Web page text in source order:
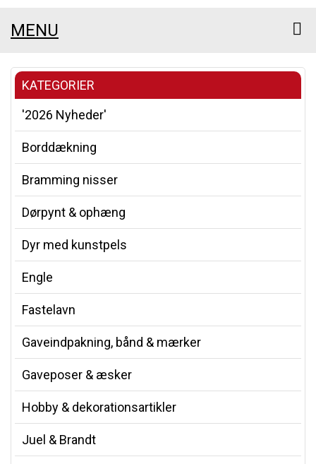
MENU
KATEGORIER
'2026 Nyheder'
Borddækning
Bramming nisser
Dørpynt & ophæng
Dyr med kunstpels
Engle
Fastelavn
Gaveindpakning, bånd & mærker
Gaveposer & æsker
Hobby & dekorationsartikler
Juel & Brandt